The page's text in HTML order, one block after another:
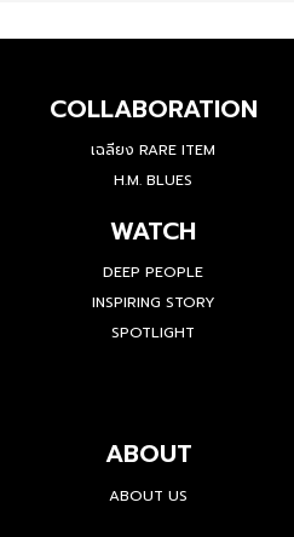
COLLABORATION
เฉลียง RARE ITEM
H.M. BLUES
WATCH
DEEP PEOPLE
INSPIRING STORY
SPOTLIGHT
ABOUT
ABOUT US